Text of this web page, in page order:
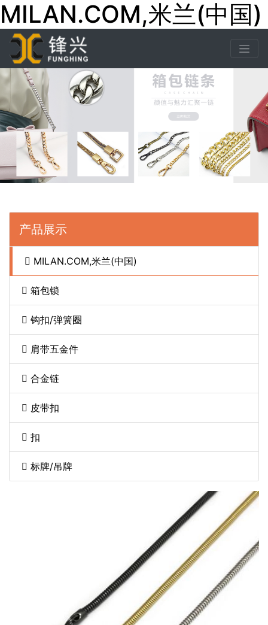
MILAN.COM,米兰(中国)
产品展示
MILAN.COM,米兰(中国)
箱包锁
钩扣/弹簧圈
肩带五金件
合金链
皮带扣
扣
标牌/吊牌